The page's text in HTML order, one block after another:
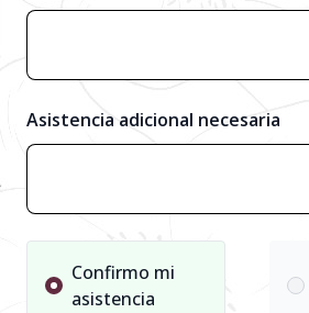
Asistencia adicional necesaria
Confirmo mi
asistencia